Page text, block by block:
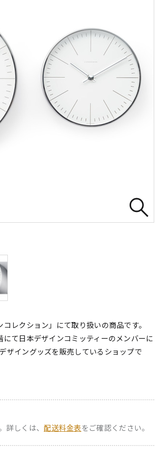
レクション」にて取り扱いの商品です。
て日本デザインコミッティーのメンバーに
ザイングッズを販売しているショップで
詳しくは、配送料金表をご確認ください。